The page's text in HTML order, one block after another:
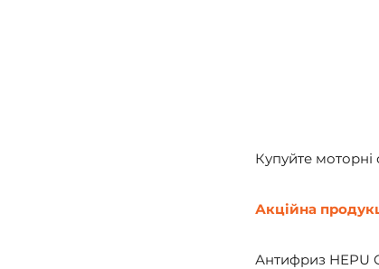
Купуйте
Акційна
Антифриз HEPU